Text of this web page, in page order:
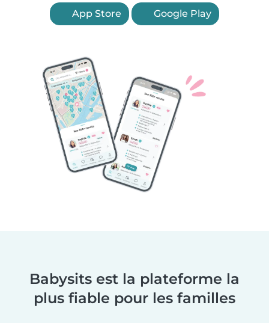
App Store Google Play
Babysits est la plateforme la
plus fiable pour les familles